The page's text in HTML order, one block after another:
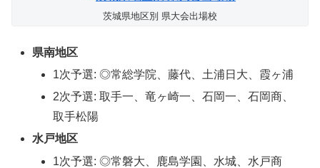
茨城県地区別 県大会出場校
県南地区
1次予選: ◎常総学院、藤代、土浦日大、霞ヶ浦
2次予選: 取手一、竜ヶ崎一、石岡一、石岡商、
取手松陽
水戸地区
1次予選: ◎常磐大、鹿島学園、水城、水戸商